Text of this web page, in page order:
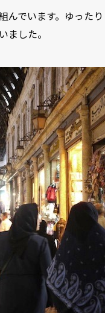
んでいます。ゆったり
ました。